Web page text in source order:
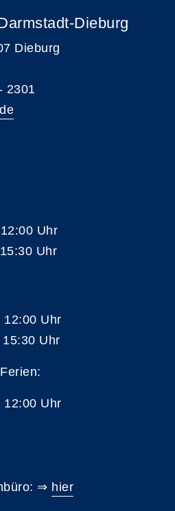
Dieburg
Dieburg
2301
Uhr
Uhr
Uhr
Uhr
Uhr
⇒ hier